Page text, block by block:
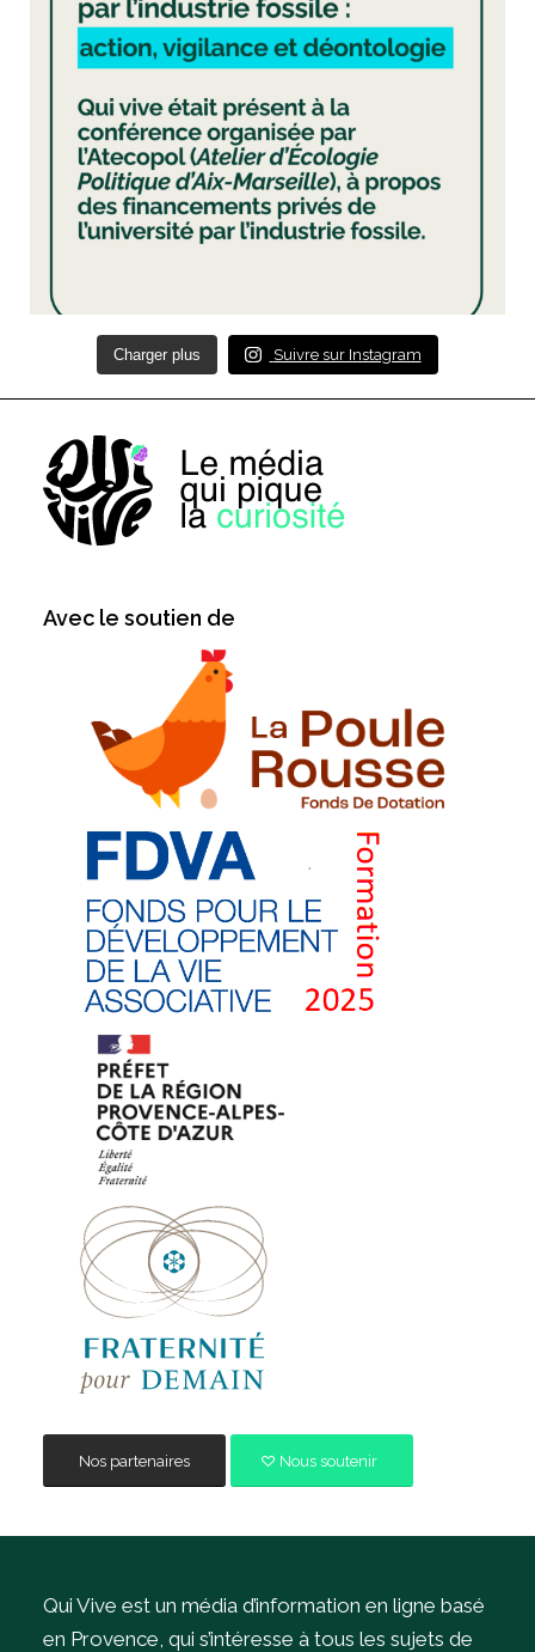
Charger plus Suivre sur Instagram
Avec le soutien de
Nos partenaires Nous soutenir
Qui Vive est un média d’information en ligne basé
en Provence, qui s’intéresse à tous les sujets de